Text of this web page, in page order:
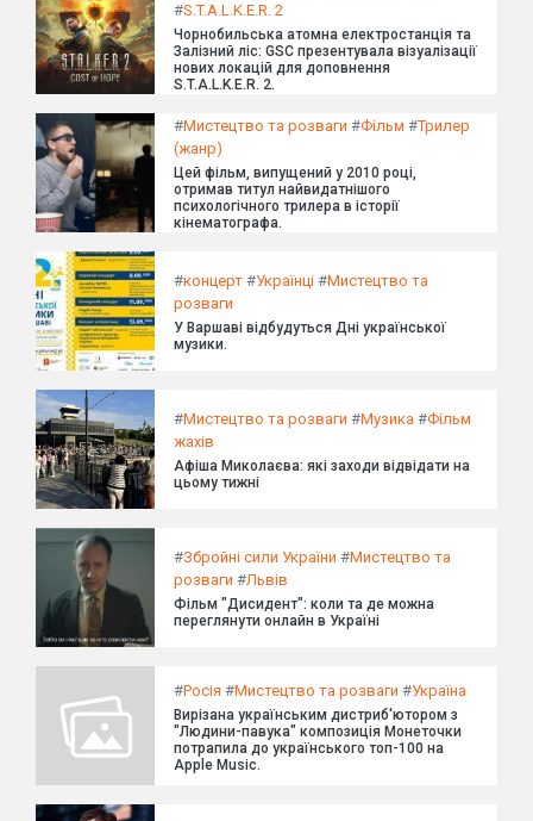
#S.T.A.L.K.E.R. 2
Чорнобильська атомна електростанція та
Залізний ліс: GSC презентувала візуалізації
нових локацій для доповнення
S.T.A.L.K.E.R. 2.
#Мистецтво та розваги #Фільм #Трилер
(жанр)
Цей фільм, випущений у 2010 році,
отримав титул найвидатнішого
психологічного трилера в історії
кінематографа.
#концерт #Українці #Мистецтво та
розваги
У Варшаві відбудуться Дні української
музики.
#Мистецтво та розваги #Музика #Фільм
жахів
Афіша Миколаєва: які заходи відвідати на
цьому тижні
#Збройні сили України #Мистецтво та
розваги #Львів
Фільм "Дисидент": коли та де можна
переглянути онлайн в Україні
#Росія #Мистецтво та розваги #Україна
Вирізана українським дистриб'ютором з
"Людини-павука" композиція Монеточки
потрапила до українського топ-100 на
Apple Music.